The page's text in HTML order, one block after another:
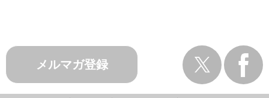
メルマガ登録